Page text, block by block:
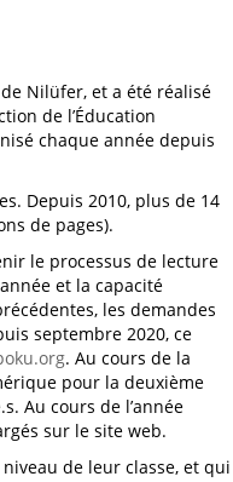
Nilüfer, et a été réalisé
de l’Éducation
chaque année depuis
Depuis 2010, plus de 14
de pages).
le processus de lecture
et la capacité
les demandes
septembre 2020, ce
. Au cours de la
pour la deuxième
Au cours de l’année
sur le site web.
de leur classe, et qui